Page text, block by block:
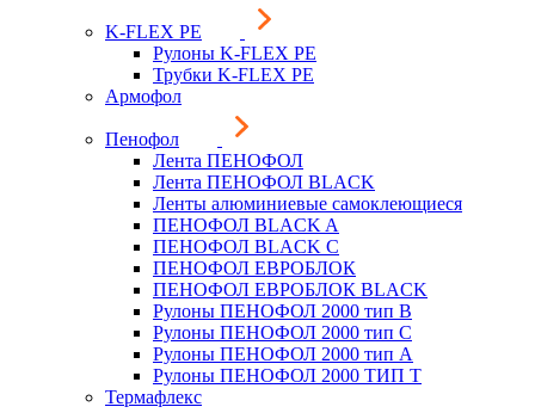
K-FLEX PE
Рулоны K-FLEX PE
Трубки K-FLEX PE
Армофол
Пенофол
Лента ПЕНОФОЛ
Лента ПЕНОФОЛ BLACK
Ленты алюминиевые самоклеющиеся
ПЕНОФОЛ BLACK A
ПЕНОФОЛ BLACK С
ПЕНОФОЛ ЕВРОБЛОК
ПЕНОФОЛ ЕВРОБЛОК BLACK
Рулоны ПЕНОФОЛ 2000 тип B
Рулоны ПЕНОФОЛ 2000 тип C
Рулоны ПЕНОФОЛ 2000 тип А
Рулоны ПЕНОФОЛ 2000 ТИП Т
Термафлекс